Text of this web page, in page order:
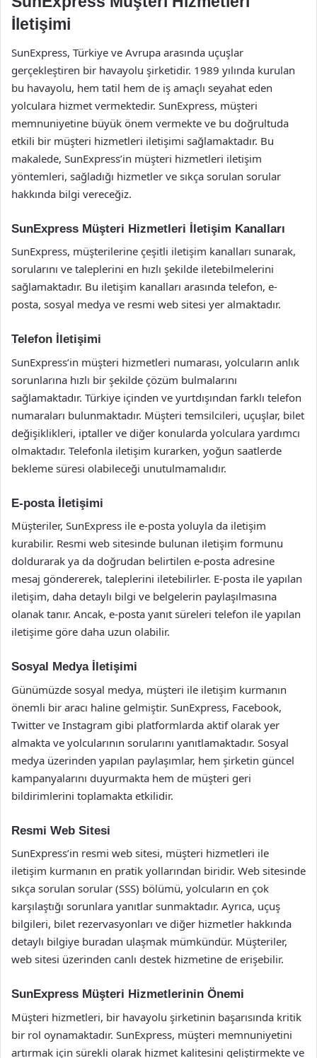
İletişimi
SunExpress, Türkiye ve Avrupa arasında uçuşlar
gerçekleştiren bir havayolu şirketidir. 1989 yılında kurulan
bu havayolu, hem tatil hem de iş amaçlı seyahat eden
yolculara hizmet vermektedir. SunExpress, müşteri
memnuniyetine büyük önem vermekte ve bu doğrultuda
etkili bir müşteri hizmetleri iletişimi sağlamaktadır. Bu
makalede, SunExpress’in müşteri hizmetleri iletişim
yöntemleri, sağladığı hizmetler ve sıkça sorulan sorular
hakkında bilgi vereceğiz.
SunExpress Müşteri Hizmetleri İletişim Kanalları
SunExpress, müşterilerine çeşitli iletişim kanalları sunarak,
sorularını ve taleplerini en hızlı şekilde iletebilmelerini
sağlamaktadır. Bu iletişim kanalları arasında telefon, e-
posta, sosyal medya ve resmi web sitesi yer almaktadır.
Telefon İletişimi
SunExpress’in müşteri hizmetleri numarası, yolcuların anlık
sorunlarına hızlı bir şekilde çözüm bulmalarını
sağlamaktadır. Türkiye içinden ve yurtdışından farklı telefon
numaraları bulunmaktadır. Müşteri temsilcileri, uçuşlar, bilet
değişiklikleri, iptaller ve diğer konularda yolculara yardımcı
olmaktadır. Telefonla iletişim kurarken, yoğun saatlerde
bekleme süresi olabileceği unutulmamalıdır.
E-posta İletişimi
Müşteriler, SunExpress ile e-posta yoluyla da iletişim
kurabilir. Resmi web sitesinde bulunan iletişim formunu
doldurarak ya da doğrudan belirtilen e-posta adresine
mesaj göndererek, taleplerini iletebilirler. E-posta ile yapılan
iletişim, daha detaylı bilgi ve belgelerin paylaşılmasına
olanak tanır. Ancak, e-posta yanıt süreleri telefon ile yapılan
iletişime göre daha uzun olabilir.
Sosyal Medya İletişimi
Günümüzde sosyal medya, müşteri ile iletişim kurmanın
önemli bir aracı haline gelmiştir. SunExpress, Facebook,
Twitter ve Instagram gibi platformlarda aktif olarak yer
almakta ve yolcularının sorularını yanıtlamaktadır. Sosyal
medya üzerinden yapılan paylaşımlar, hem şirketin güncel
kampanyalarını duyurmakta hem de müşteri geri
bildirimlerini toplamakta etkilidir.
Resmi Web Sitesi
SunExpress’in resmi web sitesi, müşteri hizmetleri ile
iletişim kurmanın en pratik yollarından biridir. Web sitesinde
sıkça sorulan sorular (SSS) bölümü, yolcuların en çok
karşılaştığı sorunlara yanıtlar sunmaktadır. Ayrıca, uçuş
bilgileri, bilet rezervasyonları ve diğer hizmetler hakkında
detaylı bilgiye buradan ulaşmak mümkündür. Müşteriler,
web sitesi üzerinden canlı destek hizmetine de erişebilir.
SunExpress Müşteri Hizmetlerinin Önemi
Müşteri hizmetleri, bir havayolu şirketinin başarısında kritik
bir rol oynamaktadır. SunExpress, müşteri memnuniyetini
artırmak için sürekli olarak hizmet kalitesini geliştirmekte ve